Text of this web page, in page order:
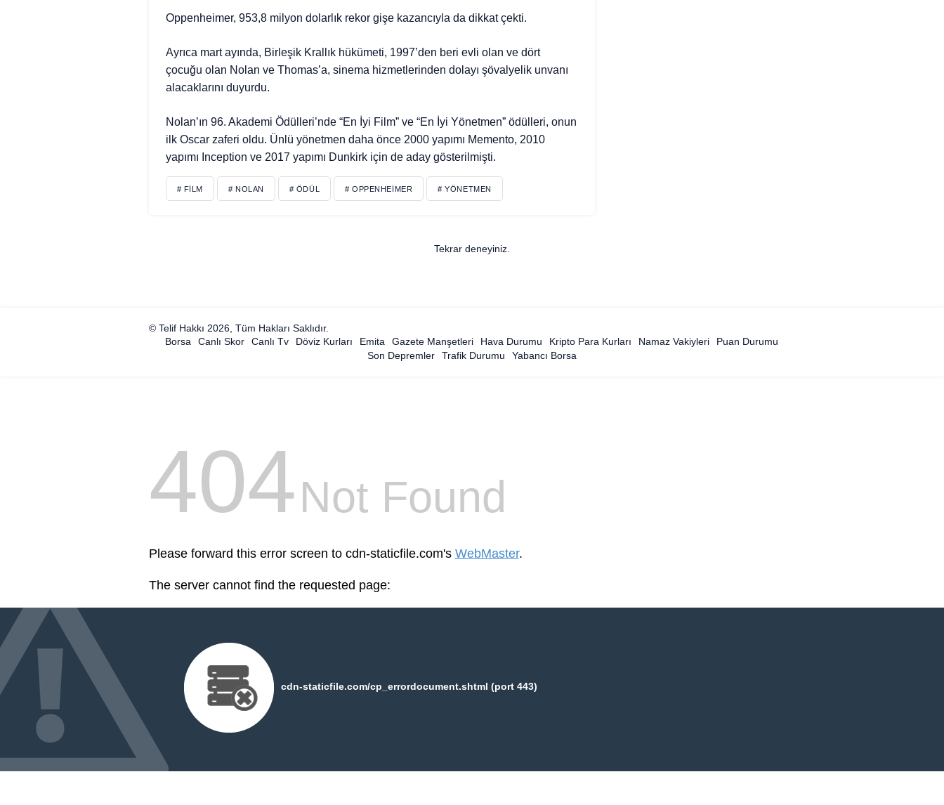
Oppenheimer, 953,8 milyon dolarlık rekor gişe kazancıyla da dikkat çekti.
Ayrıca mart ayında, Birleşik Krallık hükümeti, 1997’den beri evli olan ve dört
çocuğu olan Nolan ve Thomas’a, sinema hizmetlerinden dolayı şövalyelik unvanı
alacaklarını duyurdu.
Nolan’ın 96. Akademi Ödülleri’nde “En İyi Film” ve “En İyi Yönetmen” ödülleri, onun
ilk Oscar zaferi oldu. Ünlü yönetmen daha önce 2000 yapımı Memento, 2010
yapımı Inception ve 2017 yapımı Dunkirk için de aday gösterilmişti.
# FILM # NOLAN # ÖDÜL # OPPENHEIMER # YÖNETMEN
Tekrar deneyiniz.
© Telif Hakkı 2026, Tüm Hakları Saklıdır.
Borsa
Canlı Skor Canlı Tv Döviz Kurları Emita Gazete Manşetleri Hava Durumu Kripto Para Kurları Namaz Vakiyleri
Puan Durumu
Son Depremler
Trafik Durumu Yabancı Borsa
404Not Found
Please forward this error screen to cdn-staticfile.com's WebMaster.
The server cannot find the requested page:
cdn-staticfile.com/cp_errordocument.shtml (port 443)